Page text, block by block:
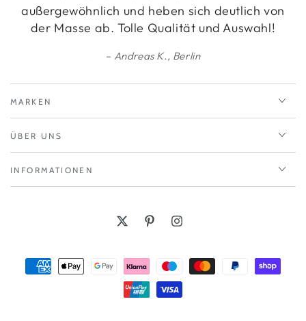
außergewöhnlich und heben sich deutlich von
der Masse ab. Tolle Qualität und Auswahl!
Andreas K., Berlin
MARKEN
ÜBER UNS
INFORMATIONEN
TwitterPinterestInstagram
Zahlungsmöglichkeiten